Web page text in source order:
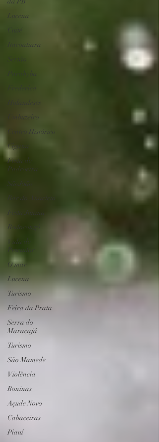
Lucena
Cuité
Itacoatiara
Sertão
Parahyba
Frederica
Umbuzeiro
Centro Histórico
Cigana
Festa de
Padroeira
SãoJoão
Bar do Anacleto
Festa Junina
Bodocongó
Vida de
Pescador
O mar
Lucena
Turismo
Feira da Prata
Serra do
Maracajá
Turismo
São Mamede
Violência
Boninas
Açude Novo
Cabaceiras
Piauí